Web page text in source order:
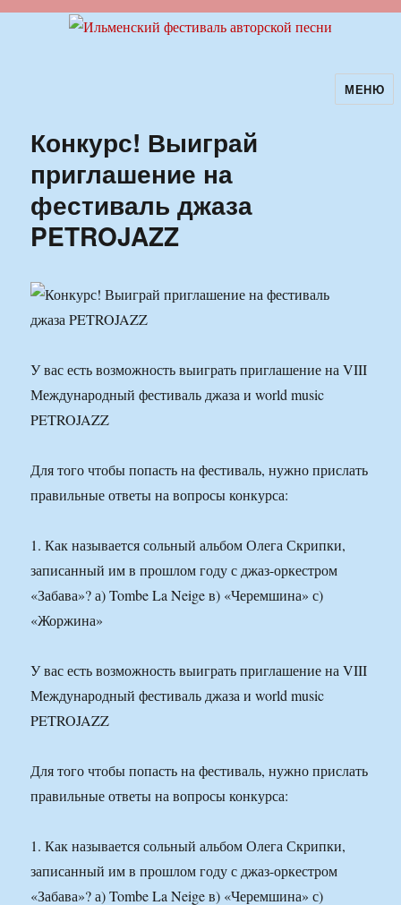
Ильменский фестиваль авторскойМЕНЮ
Конкурс! Выиграй
приглашение на
фестиваль джаза
PETROJAZZ
У вас есть возможность выиграть приглашение на VIII
Международный фестиваль джаза и world music
PETROJAZZ
Для того чтобы попасть на фестиваль, нужно прислать
правильные ответы на вопросы конкурса:
1. Как называется сольный альбом Олега Скрипки,
записанный им в прошлом году с джаз-оркестром
«Забава»? а) Tombe La Neige в) «Черемшина» с)
«Жоржина»
У вас есть возможность выиграть приглашение на VIII
Международный фестиваль джаза и world music
PETROJAZZ
Для того чтобы попасть на фестиваль, нужно прислать
правильные ответы на вопросы конкурса:
1. Как называется сольный альбом Олега Скрипки,
записанный им в прошлом году с джаз-оркестром
«Забава»? а) Tombe La Neige в) «Черемшина» с)